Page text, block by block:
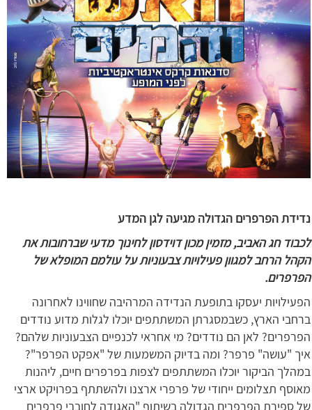
נדידת הפרפרים הגדולה מגיעה לגן המדע
לכבוד חג האביב, מזמין מכון דוידסון לחינוך מדעי שברחובות את
הקהל הרחב למגוון פעילויות צבעוניות על עולמם המופלא של
הפרפרים.
הפעילויות יעסקו בתופעת הנדידה המרהיבה שחווינו לאחרונה
ברחבי הארץ, כשבמסגרתן המשתתפים יוכלו לגלות מדוע נודדים
הפרפרים? לאן הם נודדים? מי אחראי לכנפיים הצבעוניות שלהם?
איך "עושה" פרפר? ומה בדיוק המשמעות של "אפקט הפרפר"?
במהלך הביקור יוכלו המשתתפים לצפות בפרפרים חיים, ליהנות
מאוסף תצלומים ייחודי של פרפרי ארצנו ולהשתתף בפרויקט ארצי
של ספירת הפרפרים הגדולה בשיתוף "האגודה לחובבי פרפרים